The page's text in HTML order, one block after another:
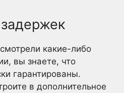
какие-либо
вы знаете, что
гарантированы.
в дополнительное